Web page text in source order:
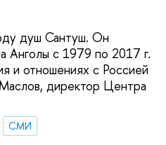
душ Сантуш. Он
Анголы с 1979 по 2017 г.
и отношениях с Россией
директор Центра
СМИ